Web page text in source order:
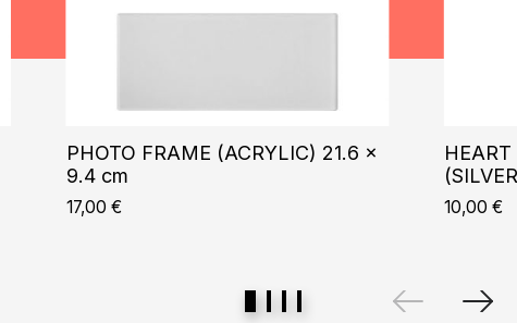
PHOTO FRAME (ACRYLIC) 21.6 x
9.4 cm
17,00 € 10,00€